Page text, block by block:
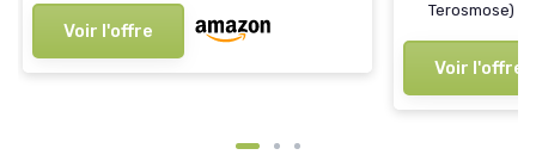
Voir l'offre
Terosmose)
Voir l'offre